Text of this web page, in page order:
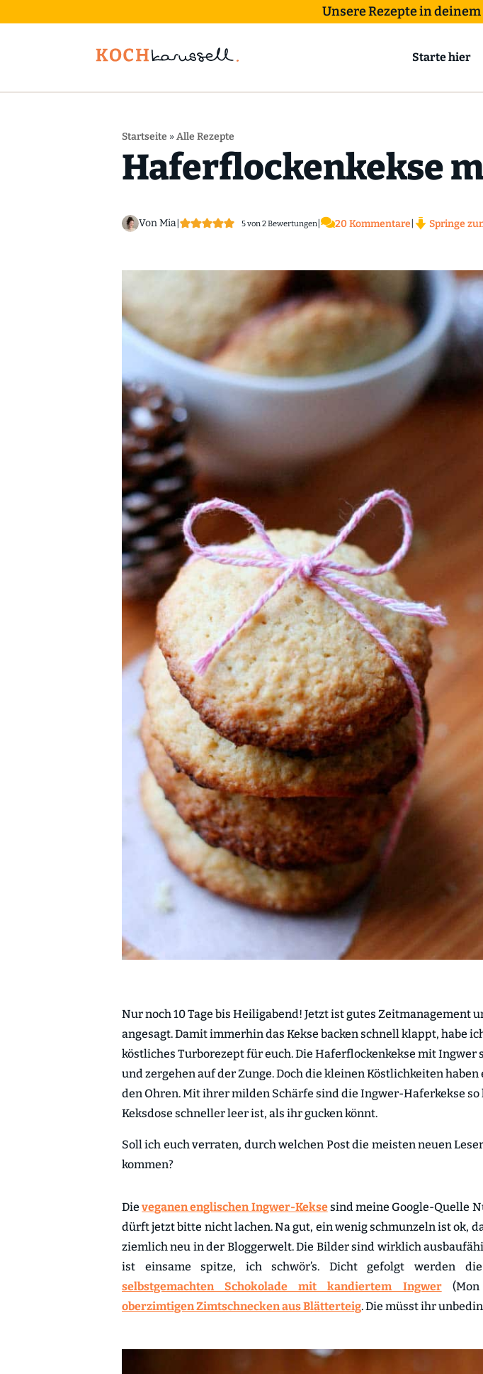
Unsere Rezepte in
Starte hier
Startseite »Alle Rezepte
Haferflockenkekse
Von Mia 5von 2Bewertungen| 20 Kommentare Springe
Nur noch 10 Tage bis Heiligabend! Jetzt ist gutes Zeitmanagement
angesagt. Damit immerhin das Kekse backen schnell klappt, habe
köstliches Turborezept für euch. Die Haferflockenkekse mit Ingwer
und zergehen auf der Zunge. Doch die kleinen Köstlichkeiten
den Ohren. Mit ihrer milden Schärfe sind die Ingwer-Haferkekse so
Keksdose schneller leer ist, als ihr gucken könnt.
Soll ich euch verraten, durch welchen Post die meisten neuen
kommen?
Dieveganen englischen Ingwer-Keksesind meine Google-Quelle
dürft jetzt bitte nicht lachen. Na gut, ein wenig schmunzeln ist ok,
ziemlich neu in der Bloggerwelt. Die Bilder sind wirklich
ist einsame spitze, ich schwör’s. Dicht gefolgt werden
selbstgemachten Schokolade mit kandiertem Ingwer(Mon
oberzimtigen Zimtschnecken aus Blätterteig. Die müsst ihr